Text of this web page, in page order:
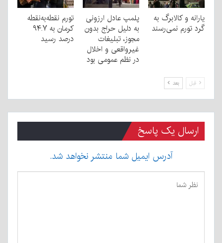
یارانه و کالابرگ به
گرد تورم نمی‌رسند
پلمپ عادل ارزونی
به دليل حراج بدون
مجوز، تبليغات
غیرواقعی و اخلال
در نظم عمومی بود
تورم نقطه‌به‌نقطه
کرمان به ۹۴.۷
درصد رسید
قبل بعد
ارسال یک پاسخ
آدرس ایمیل شما منتشر نخواهد شد.